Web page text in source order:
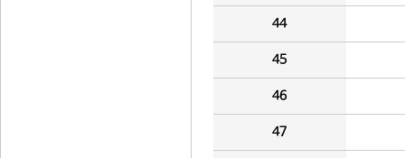
44
45
46
47